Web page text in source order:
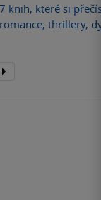
7 knih, které si
romance, thrillery,